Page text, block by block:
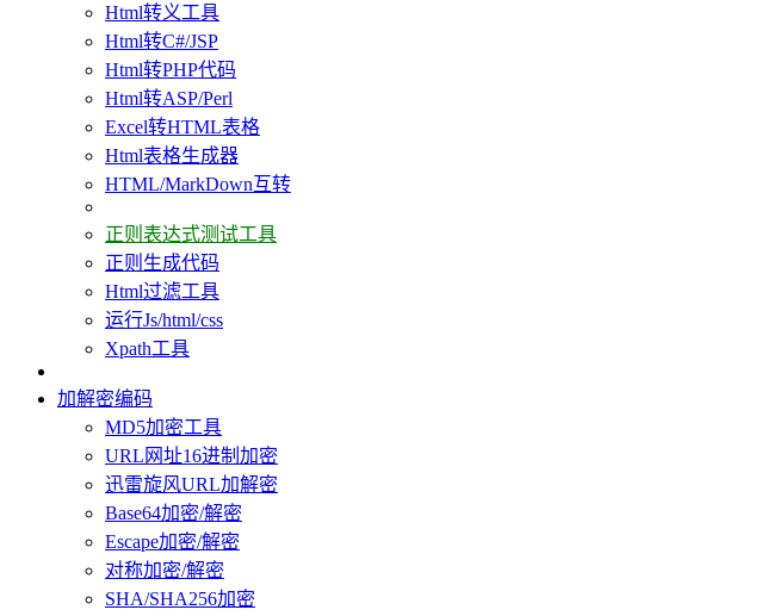
Html转义工具
Html转C#/JSP
Html转PHP代码
Html转ASP/Perl
Excel转HTML表格
Html表格生成器
HTML/MarkDown互转
正则表达式测试工具
正则生成代码
Html过滤工具
运行Js/html/css
Xpath工具
加解密编码
MD5加密工具
URL网址16进制加密
迅雷旋风URL加解密
Base64加密/解密
Escape加密/解密
对称加密/解密
SHA/SHA256加密